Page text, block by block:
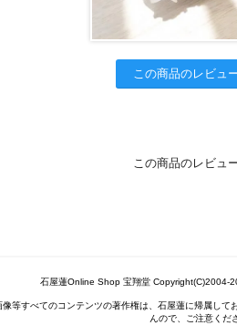
この商品のレビュ
この商品のレビュ
石屋蓮Online Shop 宝翔堂 Copyright(C)2004-
等すべてのコンテンツの著作権は、石屋蓮に帰属し
んので、ご注意くだ